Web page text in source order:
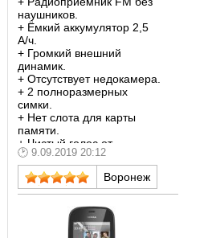
наушников.
+ Ёмкий аккумулятор 2,5
А/ч.
+ Громкий внешний
динамик.
+ Отсутствует недокамера.
+ 2 полноразмерных
симки.
+ Нет слота для карты
памяти.
+ Чистый голос от
микрофона.
+ Жесткий корпус.
+ Кнопки с четкой
фиксацией.
- Бубнящий динамик-
9.09.2019 20:12
Воронеж